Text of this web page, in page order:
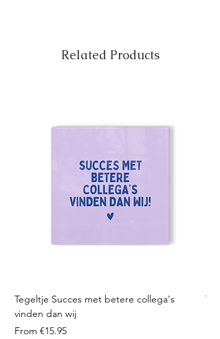
Related Products
Tegeltje Succes met betere collega's
vinden dan wij
From €15.95
Sale Price